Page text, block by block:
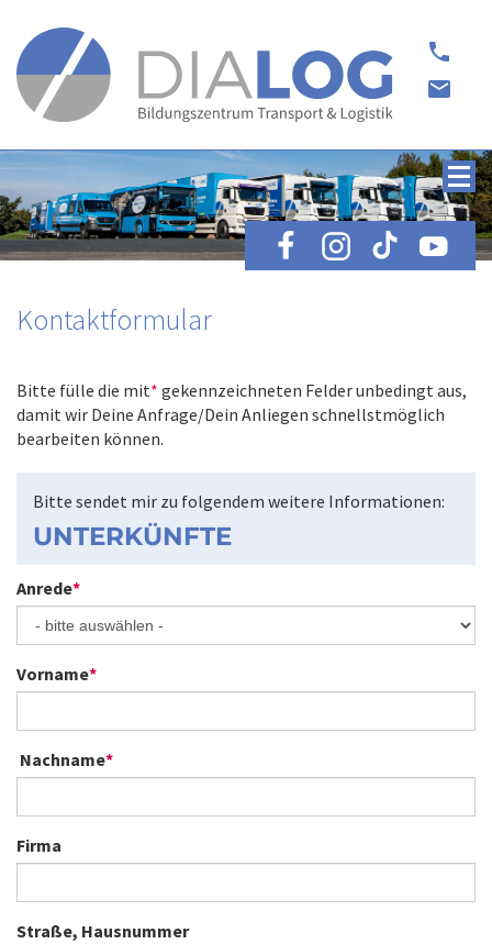
phone
email
Kontaktformular
Bitte fülle die mit* gekennzeichneten Felder unbedingt aus,
damit wir Deine Anfrage/Dein Anliegen schnellstmöglich
bearbeiten können.
Bitte sendet mir zu folgendem weitere Informationen:
UNTERKÜNFTE
Anrede*
Vorname*
Nachname*
Firma
Straße, Hausnummer